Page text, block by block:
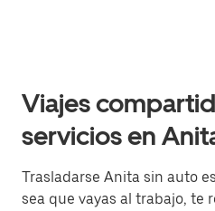
Viajes
servicios en
Trasladarse Anita sin auto
sea que vayas al trabajo, te